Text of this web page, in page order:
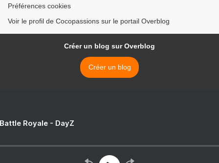
Préférences cookies
Voir le profil de Cocopassions sur le portail Overblog
Créer un blog sur Overblog
Créer un blog
Royale - DayZ